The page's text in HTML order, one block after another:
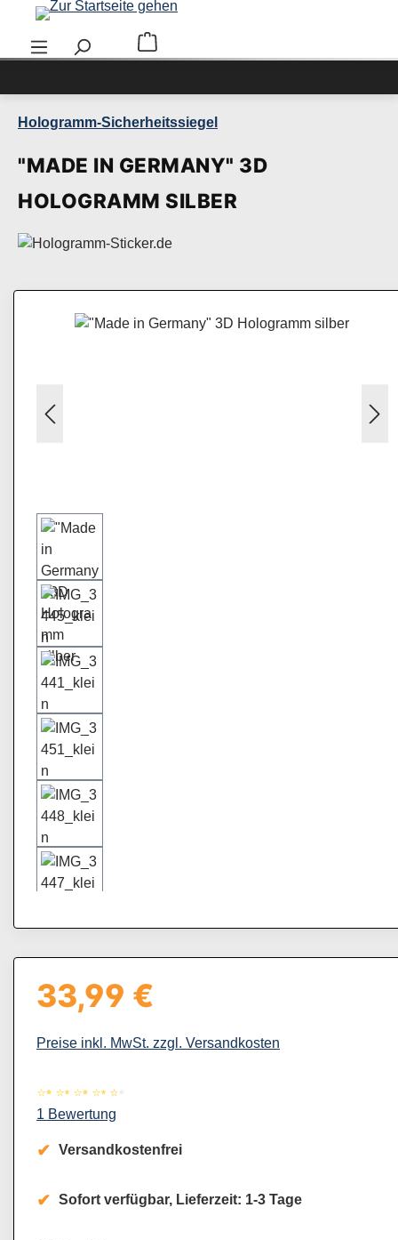
Zum Hauptinhalt springen
Warenkorb enthält 0 Positionen. Der
Hologramm-Sicherheitssiegel
"MADE IN GERMANY" 3D
HOLOGRAMM SILBER
Bildergalerie überspringen
Regulärer Preis:
33,99 €
Preise inkl. MwSt. zzgl. Versandkosten
Durchschnittliche Bewertung von 4.5 von 5 Sternen
1 Bewertung
Versandkostenfrei
Sofort verfügbar, Lieferzeit: 1-3 Tage